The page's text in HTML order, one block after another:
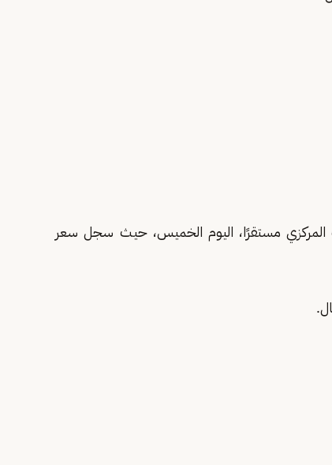
المركزي مستقرًا، اليوم الخميس، حيث سجل سعر